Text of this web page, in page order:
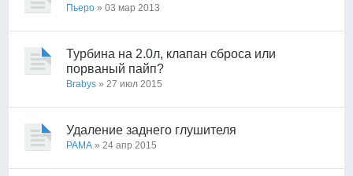
Пьеро » 03 мар 2013
Турбина на 2.0л, клапан сброса или
порваный пайп?
Brabys » 27 июл 2015
Удаление заднего глушителя
PAMA » 24 апр 2015